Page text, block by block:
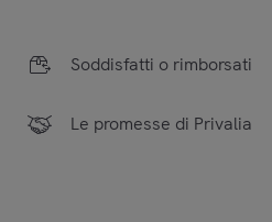
Soddisfatti o rimborsati
Le promesse di Privalia